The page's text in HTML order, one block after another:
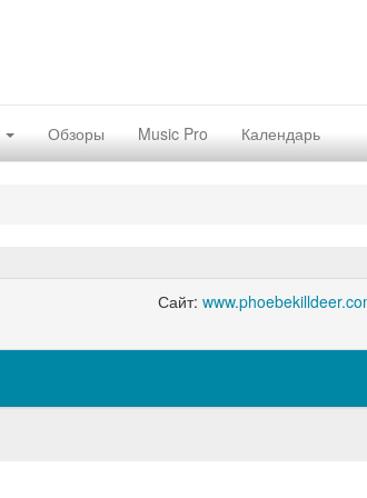
Обзоры Music Pro Календарь
Сайт: